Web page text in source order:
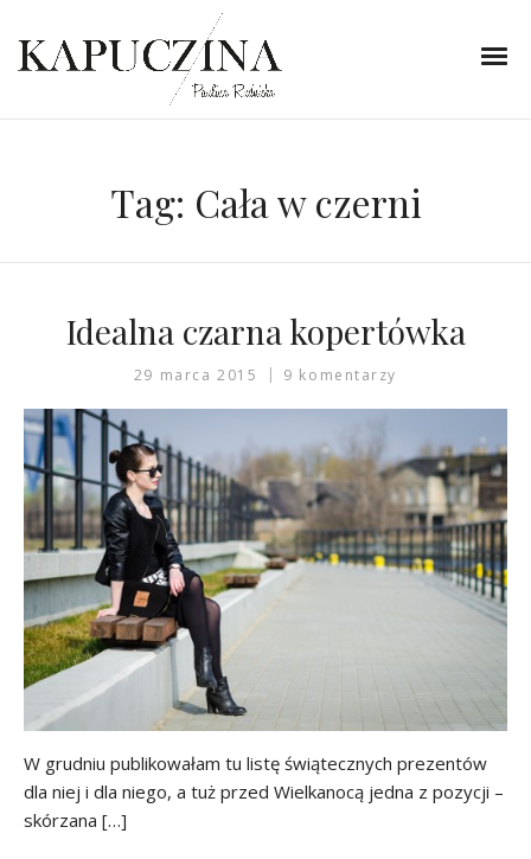
Tag: Cała w czerni
Idealna czarna kopertówka
29 marca 2015 9 komentarzy
W grudniu publikowałam tu listę świątecznych prezentów
dla niej i dla niego, a tuż przed Wielkanocą jedna z pozycji –
skórzana […]